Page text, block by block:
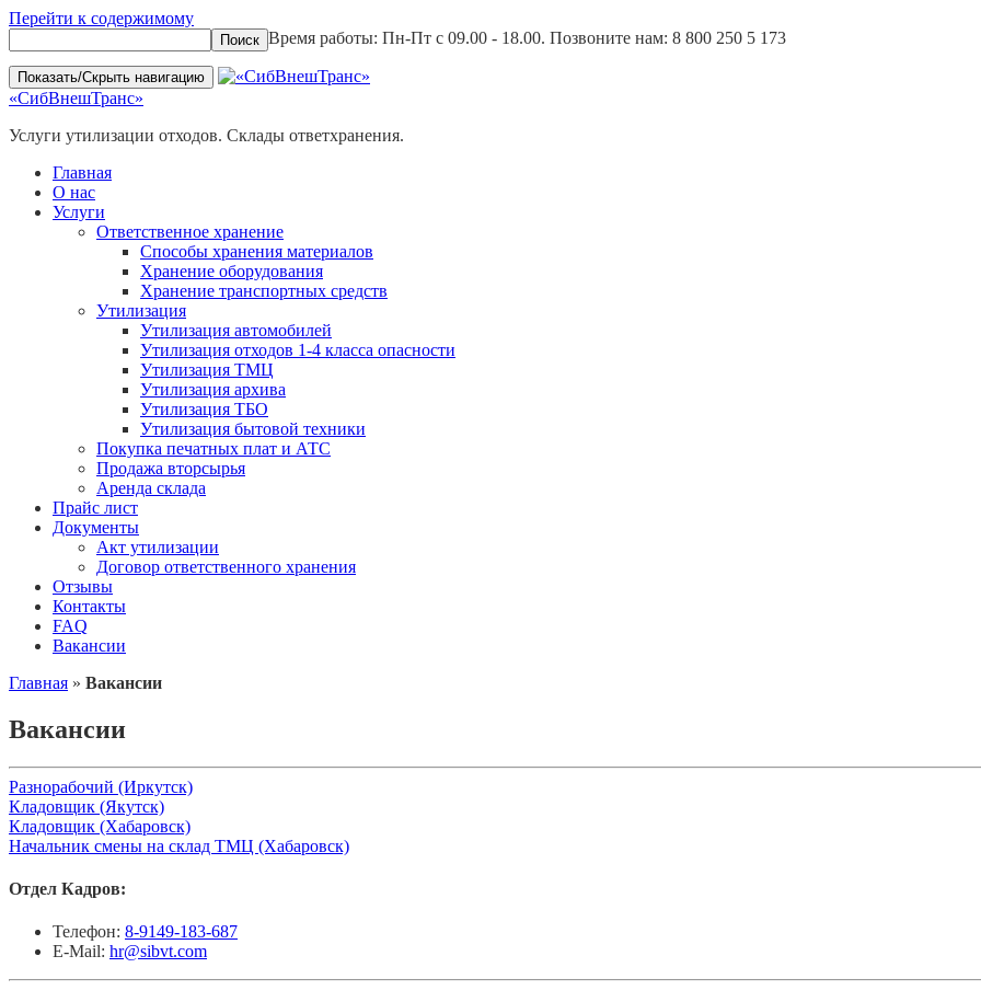
Перейти к содержимому
Время работы: Пн-Пт с 09.00 - 18.00. Позвоните нам: 8 800 250 5 173
Показать/Скрыть навигацию
«СибВнешТранс»
Услуги утилизации отходов. Склады ответхранения.
Главная
О нас
Услуги
Ответственное хранение
Способы хранения материалов
Хранение оборудования
Хранение транспортных средств
Утилизация
Утилизация автомобилей
Утилизация отходов 1-4 класса опасности
Утилизация ТМЦ
Утилизация архива
Утилизация ТБО
Утилизация бытовой техники
Покупка печатных плат и АТС
Продажа вторсырья
Аренда склада
Прайс лист
Документы
Акт утилизации
Договор ответственного хранения
Отзывы
Контакты
FAQ
Вакансии
Главная » Вакансии
Вакансии
Разнорабочий (Иркутск)
Кладовщик (Якутск)
Кладовщик (Хабаровск)
Начальник смены на склад ТМЦ (Хабаровск)
Отдел Кадров:
Телефон: 8-9149-183-687
E-Mail: hr@sibvt.com